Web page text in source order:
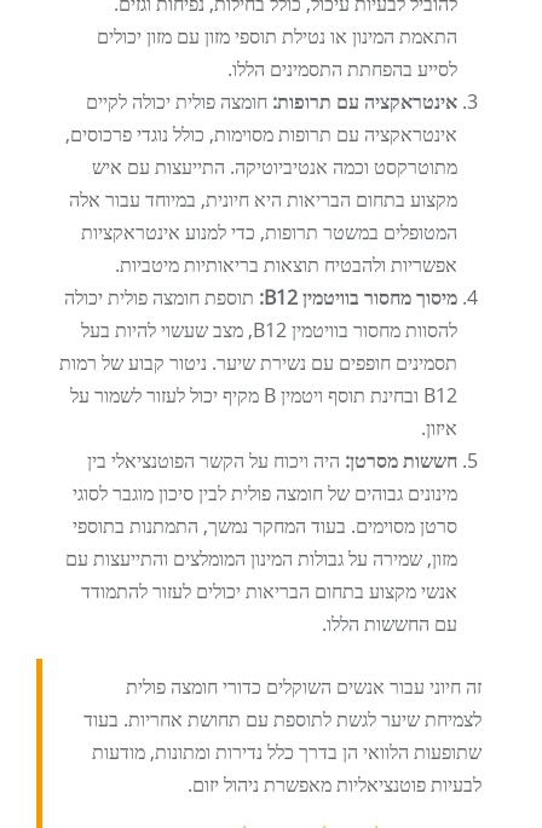
התאמת המינון או נטילת תוספי מזון עם מזון יכולים
לסייע בהפחתת התסמינים הללו.
אינטראקציה עם תרופות: חומצה פולית יכולה לקיים
אינטראקציה עם תרופות מסוימות, כולל נוגדי פרכוסים,
מתוטרקסט וכמה אנטיביוטיקה. התייעצות עם איש
מקצוע בתחום הבריאות היא חיונית, במיוחד עבור אלה
המטופלים במשטר תרופות, כדי למנוע אינטראקציות
אפשריות ולהבטיח תוצאות בריאותיות מיטביות.
מיסוך מחסור בוויטמין B12:
תוספת חומצה פולית יכולה
להסוות מחסור בוויטמין B12, מצב שעשוי להיות בעל
תסמינים חופפים עם נשירת שיער. ניטור קבוע של רמות
B12 ובחינת תוסף ויטמין B מקיף יכול לעזור לשמור על
איזון.
חששות מסרטן: היה ויכוח על הקשר הפוטנציאלי בין
מינונים גבוהים של חומצה פולית לבין סיכון מוגבר לסוגי
סרטן מסוימים. בעוד המחקר נמשך, התמתנות בתוספי
מזון, שמירה על גבולות המינון המומלצים והתייעצות עם
אנשי מקצוע בתחום הבריאות יכולים לעזור להתמודד
עם החששות הללו.
זה חיוני עבור אנשים השוקלים כדורי חומצה פולית
לצמיחת שיער לגשת לתוספת עם תחושת אחריות. בעוד
שתופעות הלוואי הן בדרך כלל נדירות ומתונות, מודעות
לבעיות פוטנציאליות מאפשרת ניהול יזום.